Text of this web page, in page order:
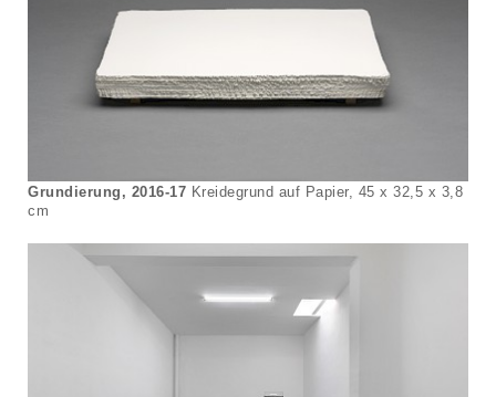
Grundierung, 2016-17 Kreidegrund auf Papier, 45 x 32,5 x 3,8
cm